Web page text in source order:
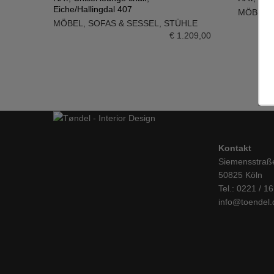
IN DEN WARENKORB
Eiche/Hallingdal 407
MÖBEL, SOFAS & SESSEL, STÜHLE
€1.209,00
IN DEN
MÖBEL
Kontakt
50825 Köln
Tel.: 0221 /